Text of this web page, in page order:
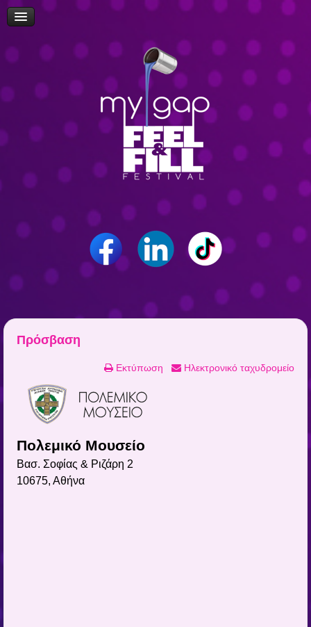
Δήλωση Συμμετοχής Επισκεπτών
Επίσκεψη Σχολείων/Σχολών
Workshop
Επικοινωνία
Πρόσβαση
Εκτύπωση Ηλεκτρονικό ταχυδρομείο
Πολεμικό Μουσείο
Βασ. Σοφίας & Ριζάρη 2
10675, Αθήνα